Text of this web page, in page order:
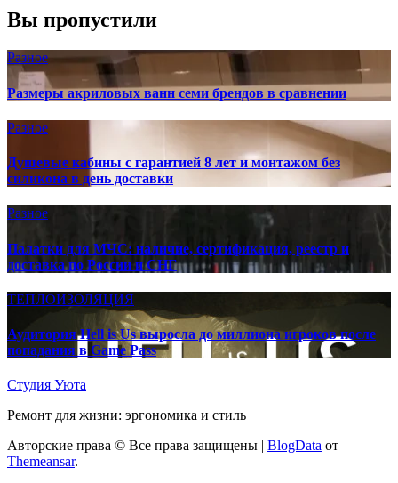
Вы пропустили
Разное
Размеры акриловых ванн семи брендов в сравнении
Разное
Душевые кабины с гарантией 8 лет и монтажом без
силикона в день доставки
Разное
Палатки для МЧС: наличие, сертификация, реестр и
доставка по России и СНГ
ТЕПЛОИЗОЛЯЦИЯ
Аудитория Hell is Us выросла до миллиона игроков после
попадания в Game Pass
Студия Уюта
Ремонт для жизни: эргономика и стиль
Авторские права © Все права защищены | BlogData от
Themeansar.